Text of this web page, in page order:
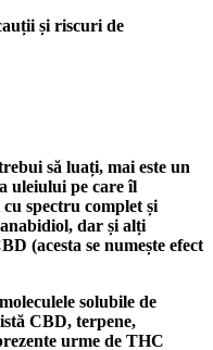
și riscuri de
să luați, mai este un
uleiului pe care îl
spectru complet și
dar și alți
(acesta se numește efect
solubile de
CBD, terpene,
urme de THC